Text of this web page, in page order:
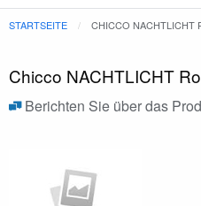
STARTSEITE CHICCO NACHTLICHT
Chicco NACHTLICHT
Berichten Sie über das